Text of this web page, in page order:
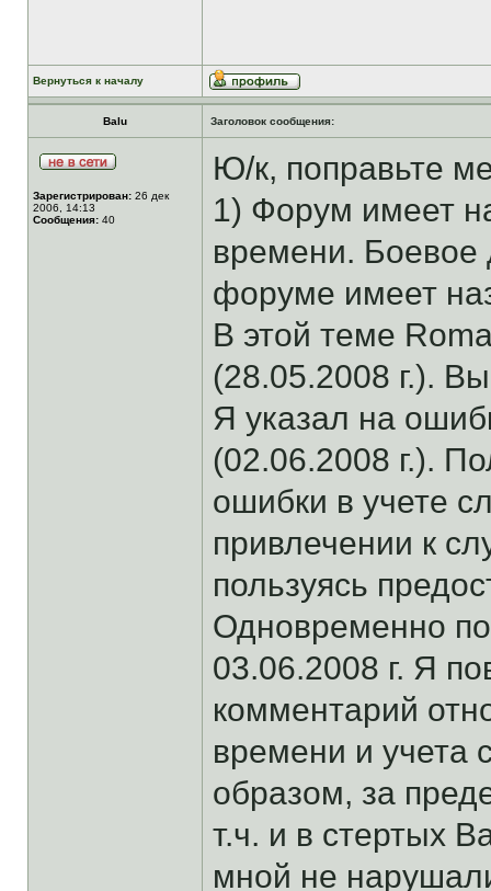
Вернуться к началу
Balu Заголовок сообщения:
Зарегистрирован: 26 дек
2006, 14:13
Сообщения: 40
Ю/к, поправьте
1) Форум имеет
времени. Боевое
форуме имеет
В этой теме
(28.05.2008 г.).
Я указал на
(02.06.2008 г.).
ошибки в учете
привлечении к
пользуясь
Одновременно
03.06.2008 г. Я
комментарий
времени и учета
образом, за
т.ч. и в стертых
мной не